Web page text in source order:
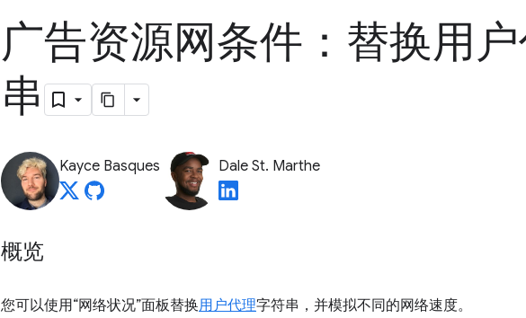
广告资源网条件：替换用
串
Kayce Basques Dale St. Marthe
概览
您可以使用“网络状况”面板替换用户代理字符串，并模拟不同的网络速度。